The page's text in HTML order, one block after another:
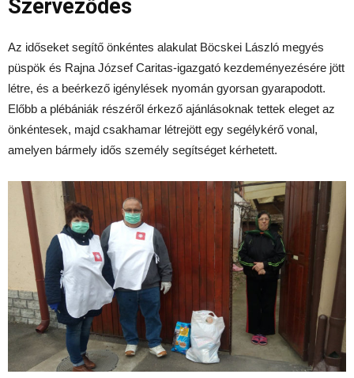
Szerveződés
Az időseket segítő önkéntes alakulat Böcskei László megyés
püspök és Rajna József Caritas-igazgató kezdeményezésére jött
létre, és a beérkező igénylések nyomán gyorsan gyarapodott.
Előbb a plébániák részéről érkező ajánlásoknak tettek eleget az
önkéntesek, majd csakhamar létrejött egy segélykérő vonal,
amelyen bármely idős személy segítséget kérhetett.